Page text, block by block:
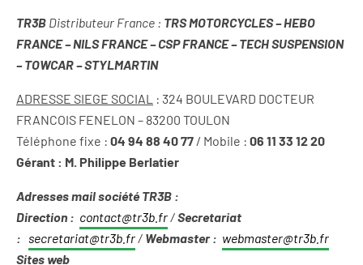
T‍R3B Distributeur France : TRS MOTORCYCLES – HEBO
FRANCE – NILS FRANCE – CSP FRANCE – TECH SUSPENSION
– TOWCAR– STYLMARTIN‍
ADRESSE SIEGE SOCIAL : 324 BOULEVARD DOCTEUR
FRANCOIS FENELON – 83200 TOULON
Téléphone fixe : 04 94 88 40 77 / Mobile : 06 11 33 12 20
Gérant : M. Philippe Berlatier
Adresses mail société TR3B :
Direction : contact@tr3b.fr/Secretariat
: secretariat@tr3b.fr/ Webmaster : webmaster@tr3b.fr
Sites web